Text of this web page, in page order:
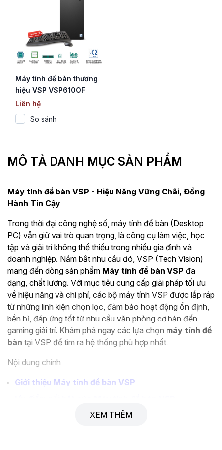
Máy tính để bàn thương
hiệu VSP VSP610OF
(Core i3-12100)
Liên hệ
So sánh
MÔ TẢ DANH MỤC SẢN PHẨM
Máy tính để bàn VSP - Hiệu Năng Vững Chãi, Đồng
Hành Tin Cậy
Trong thời đại công nghệ số, máy tính để bàn (Desktop
PC) vẫn giữ vai trò quan trọng, là công cụ làm việc, học
tập và giải trí không thể thiếu trong nhiều gia đình và
doanh nghiệp. Nắm bắt nhu cầu đó, VSP (Tech Vision)
mang đến dòng sản phẩm Máy tính để bàn VSP đa
dạng, chất lượng. Với mục tiêu cung cấp giải pháp tối ưu
về hiệu năng và chi phí, các bộ máy tính VSP được lắp ráp
từ những linh kiện chọn lọc, đảm bảo hoạt động ổn định,
bền bỉ, đáp ứng tốt từ nhu cầu văn phòng cơ bản đến
gaming giải trí. Khám phá ngay các lựa chọn máy tính để
bàn tại VSP để tìm ra hệ thống phù hợp nhất.
Nội dung chính
Giới thiệu Máy tính để bàn VSP
Phân loại Máy tính để bàn VSP theo nhu cầu
XEM THÊM